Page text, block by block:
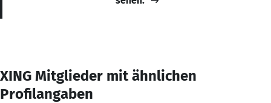
XING Mitglieder mit ähnlichen
Profilangaben